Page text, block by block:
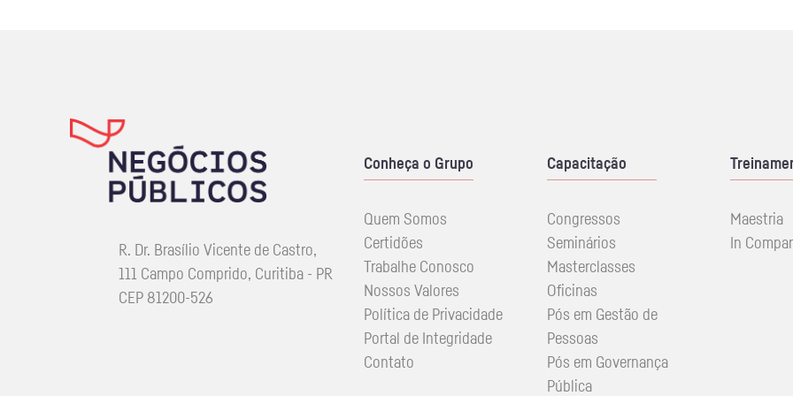
R. Dr. Brasílio Vicente de Castro,
111 Campo Comprido, Curitiba - PR
CEP 81200-526
Conheça o Grupo
Quem Somos
Certidões
Trabalhe Conosco
Nossos Valores
Política de Privacidade
Portal de Integridade
Contato
Capacitação
Congressos
Seminários
Masterclasses
Oficinas
Pós em Gestão de
Pessoas
Pós em Governança
Pública
Maestria
In